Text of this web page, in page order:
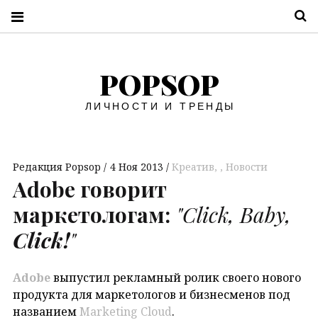
POPSOP
ЛИЧНОСТИ И ТРЕНДЫ
Редакция Popsop 4 Ноя 2013 Креатив, Новости
Adobe говорит
маркетологам: "Click, Baby,
Click!"
Adobeвыпустил рекламный ролик своего нового
продукта для маркетологов и бизнесменов под
названиемMarketing Cloud.